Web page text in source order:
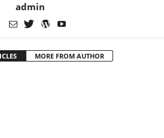
admin
MORE FROM AUTHOR